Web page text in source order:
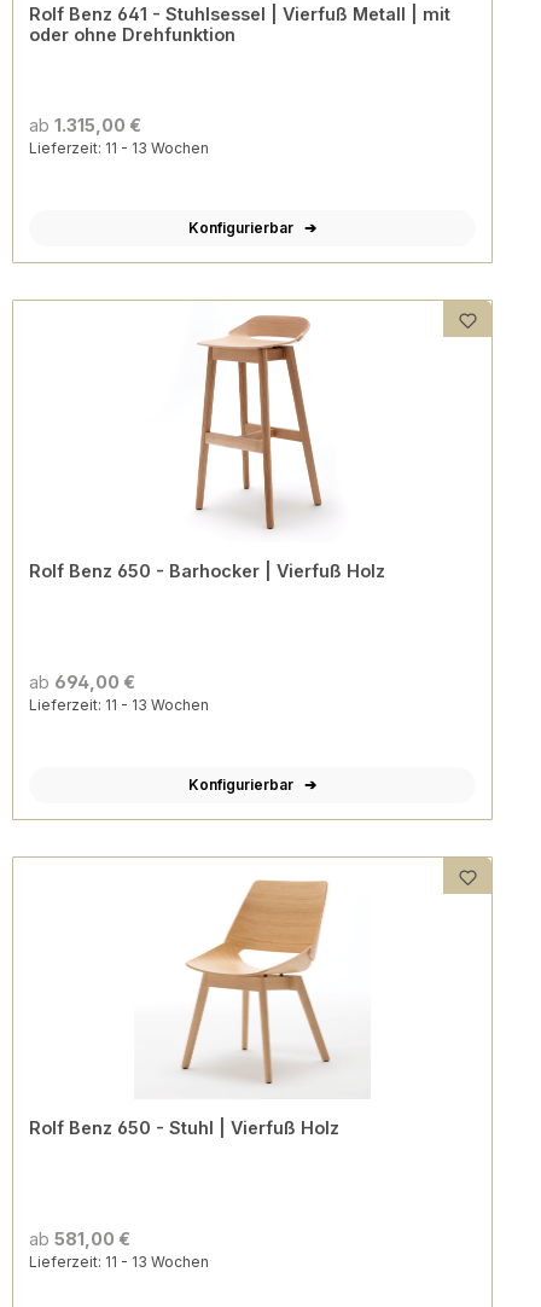
Rolf Benz 641 - Stuhlsessel | Vierfuß Metall | mit
oder ohne Drehfunktion
ab 1.315,00 €
Lieferzeit: 11 - 13 Wochen
Konfigurierbar
Rolf Benz 650 - Barhocker | Vierfuß Holz
ab 694,00 €
Lieferzeit: 11 - 13 Wochen
Konfigurierbar
Rolf Benz 650 - Stuhl | Vierfuß Holz
ab 581,00 €
Lieferzeit: 11 - 13 Wochen